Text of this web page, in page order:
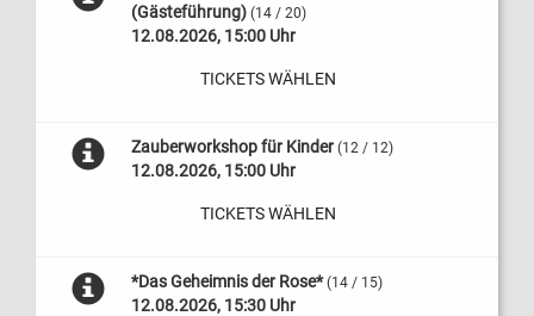
(Gästeführung) (14 / 20)
12.08.2026, 15:00 Uhr
TICKETS WÄHLEN
Zauberworkshop für Kinder (12 / 12)
12.08.2026, 15:00 Uhr
TICKETS WÄHLEN
*Das Geheimnis der Rose* (14 / 15)
12.08.2026, 15:30 Uhr